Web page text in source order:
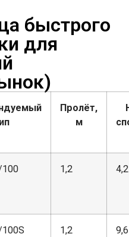
быстрого
для
Пролёт,
м
1,2 4,2
1,2 9,6